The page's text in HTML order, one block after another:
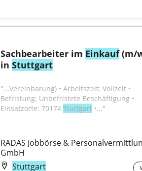
Sachbearbeiter im Einkauf (m/
in Stuttgart
"...Vereinbarung) • Arbeitszeit: Vollzeit •
Befristung: Unbefristete Beschäftigung •
Einsatzorte: 70174 Stuttgart •..."
RADAS Jobbörse &
GmbH
Stuttgart